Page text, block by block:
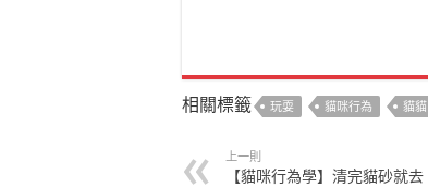
相關標籤 玩耍 貓咪行為 貓貓
上一則
【貓咪行為學】清完貓砂就去